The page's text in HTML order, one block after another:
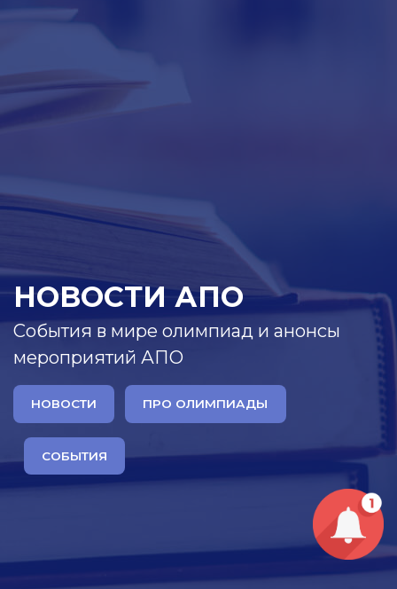
НОВОСТИ АПО
События в мире олимпиад и анонсы
мероприятий АПО
НОВОСТИ ПРО ОЛИМПИАДЫ
СОБЫТИЯ